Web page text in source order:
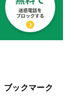
ブックマーク